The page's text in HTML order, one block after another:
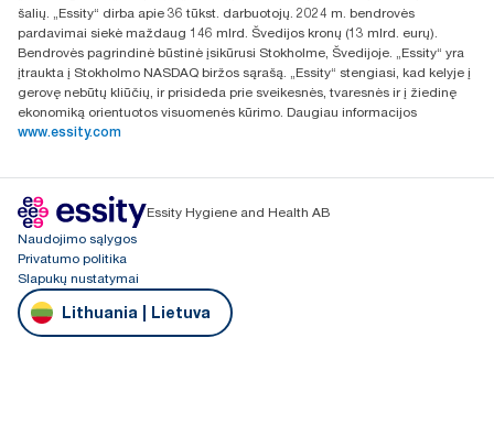
šalių. „Essity“ dirba apie 36 tūkst. darbuotojų. 2024 m. bendrovės
pardavimai siekė maždaug 146 mlrd. Švedijos kronų (13 mlrd. eurų).
Bendrovės pagrindinė būstinė įsikūrusi Stokholme, Švedijoje. „Essity“ yra
įtraukta į Stokholmo NASDAQ biržos sąrašą. „Essity“ stengiasi, kad kelyje į
gerovę nebūtų kliūčių, ir prisideda prie sveikesnės, tvaresnės ir į žiedinę
ekonomiką orientuotos visuomenės kūrimo. Daugiau informacijos
www.essity.com
Essity Hygiene and Health AB
Naudojimo sąlygos
Privatumo politika
Slapukų nustatymai
Lithuania | Lietuva